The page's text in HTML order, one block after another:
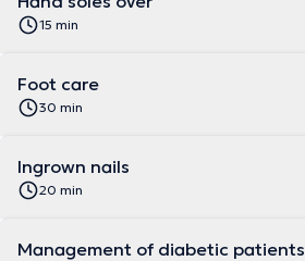
15 min
Foot care
30 min
Ingrown nails
20 min
Management of diabetic patients